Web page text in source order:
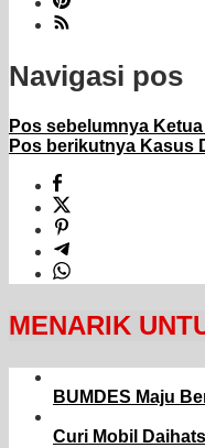
Navigasi pos
Pos sebelumnya
Pos berikutnya Kasus
MENARIK
BUMDES Maju
Curi Mobil